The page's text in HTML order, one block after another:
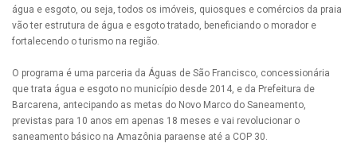
água e esgoto, ou seja, todos os imóveis, quiosques e comércios da praia
vão ter estrutura de água e esgoto tratado, beneficiando o morador e
fortalecendo o turismo na região.
O programa é uma parceria da Águas de São Francisco, concessionária
que trata água e esgoto no município desde 2014, e da Prefeitura de
Barcarena, antecipando as metas do Novo Marco do Saneamento,
previstas para 10 anos em apenas 18 meses e vai revolucionar o
saneamento básico na Amazônia paraense até a COP 30.